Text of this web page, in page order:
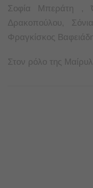
Σοφία Μπεράτη ,
Δρακοπούλου,
Φραγκίσκος
Στον ρόλο της